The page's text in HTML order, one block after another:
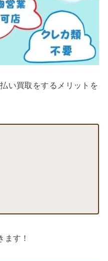
い買取をするメリットを
ます！